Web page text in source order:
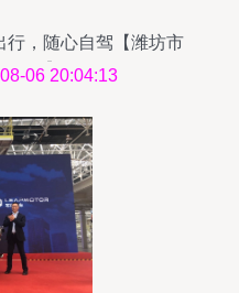
行，随心自驾【潍坊市
攻略】
06 20:04:13